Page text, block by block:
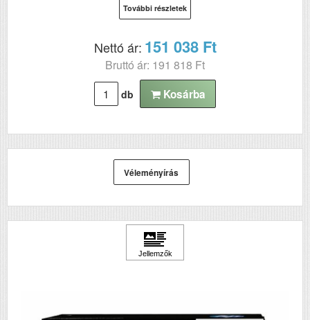
További részletek
Nettó ár: 151 038 Ft
Bruttó ár: 191 818 Ft
db Kosárba
Véleményírás